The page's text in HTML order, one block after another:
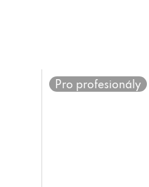
Pro profesionály